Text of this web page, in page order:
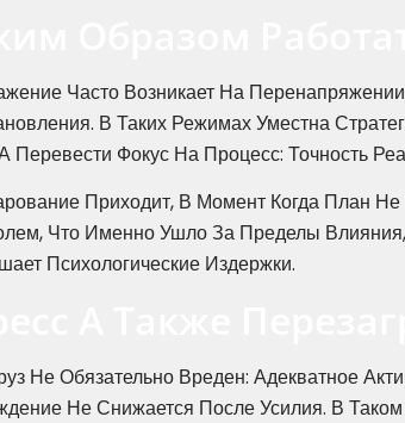
Часто Возникает На
В Таких Режимах Уместна
Перевести Фокус На Процесс: Точность
Приходит, В Момент Когда План
Что Именно Ушло За Пределы
Психологические Издержки.
Не Обязательно Вреден: Адекватное
Не Снижается После Усилия. В